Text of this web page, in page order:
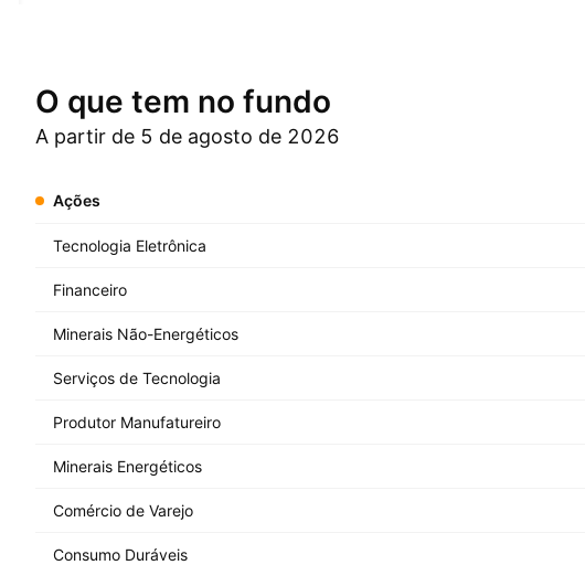
O que tem no fundo
A partir de 5 de agosto de 2026
Ações
Tecnologia Eletrônica
Financeiro
Minerais Não-Energéticos
Serviços de Tecnologia
Produtor Manufatureiro
Minerais Energéticos
Comércio de Varejo
Consumo Duráveis